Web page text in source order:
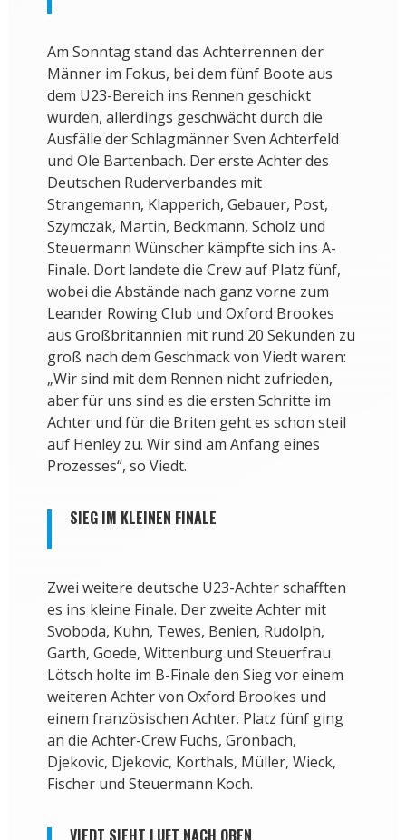
Am Sonntag stand das Achterrennen der
Männer im Fokus, bei dem fünf Boote aus
dem U23-Bereich ins Rennen geschickt
wurden, allerdings geschwächt durch die
Ausfälle der Schlagmänner Sven Achterfeld
und Ole Bartenbach. Der erste Achter des
Deutschen Ruderverbandes mit
Strangemann, Klapperich, Gebauer, Post,
Szymczak, Martin, Beckmann, Scholz und
Steuermann Wünscher kämpfte sich ins A-
Finale. Dort landete die Crew auf Platz fünf,
wobei die Abstände nach ganz vorne zum
Leander Rowing Club und Oxford Brookes
aus Großbritannien mit rund 20 Sekunden zu
groß nach dem Geschmack von Viedt waren:
„Wir sind mit dem Rennen nicht zufrieden,
aber für uns sind es die ersten Schritte im
Achter und für die Briten geht es schon steil
auf Henley zu. Wir sind am Anfang eines
Prozesses“, so Viedt.
SIEG IM KLEINEN FINALE
Zwei weitere deutsche U23-Achter schafften
es ins kleine Finale. Der zweite Achter mit
Svoboda, Kuhn, Tewes, Benien, Rudolph,
Garth, Goede, Wittenburg und Steuerfrau
Lötsch holte im B-Finale den Sieg vor einem
weiteren Achter von Oxford Brookes und
einem französischen Achter. Platz fünf ging
an die Achter-Crew Fuchs, Gronbach,
Djekovic, Djekovic, Korthals, Müller, Wieck,
Fischer und Steuermann Koch.
VIEDT SIEHT LUFT NACH OBEN